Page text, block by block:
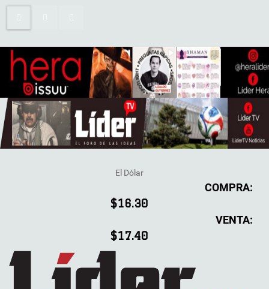
El Dólar
COMPRA:
$16.30
VENTA:
$17.40